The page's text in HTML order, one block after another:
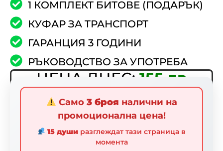
1 КОМПЛЕКТ БИТОВЕ (ПОДАРЪК)
КУФАР ЗА ТРАНСПОРТ
ГАРАНЦИЯ 3 ГОДИНИ
РЪКОВОДСТВО ЗА УПОТРЕБА
ЦЕНА ДНЕС: 155 лв
Нормална цена:443
Само 3 броя налични на
промоционална цена!
15 душиразглеждат тази страница в
момента